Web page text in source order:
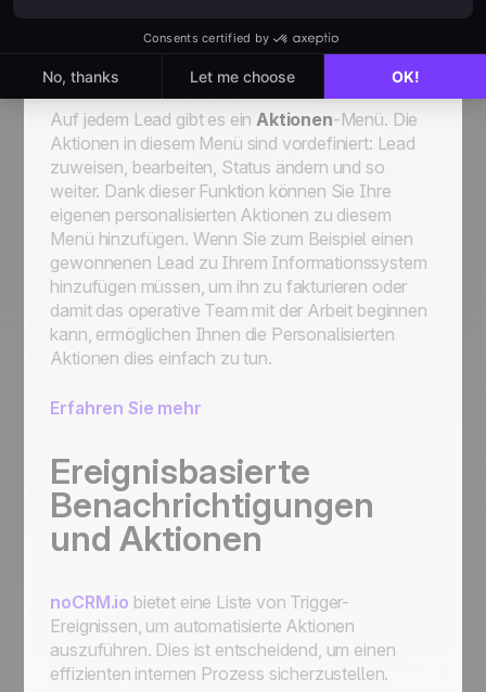
Individuelle Aktionen zu
Leads
Auf jedem Lead gibt es einAktionen-Menü. Die
Aktionen in diesem Menü sind vordefiniert: Lead
zuweisen, bearbeiten, Status ändern und so
weiter. Dank dieser Funktion können Sie Ihre
eigenen personalisierten Aktionen zu diesem
Menü hinzufügen. Wenn Sie zum Beispiel einen
gewonnenen Lead zu Ihrem Informationssystem
hinzufügen müssen, um ihn zu fakturieren oder
damit das operative Team mit der Arbeit beginnen
kann, ermöglichen Ihnen die Personalisierten
Aktionen dies einfach zu tun.
Erfahren Sie mehr
Ereignisbasierte
Benachrichtigungen
und Aktionen
noCRM.io bietet eine Liste von Trigger-
Ereignissen, um automatisierte Aktionen
auszuführen. Dies ist entscheidend, um einen
effizienten internen Prozess sicherzustellen.